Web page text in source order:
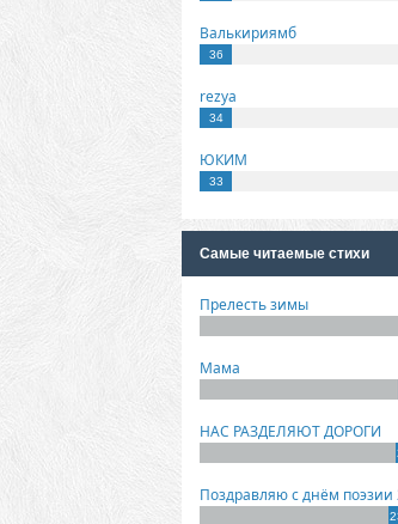
Валькириямб
36
rezya
34
ЮКИМ
33
Самые читаемые стихи
Прелесть зимы
Мама
НАС РАЗДЕЛЯЮТ ДОРОГИ